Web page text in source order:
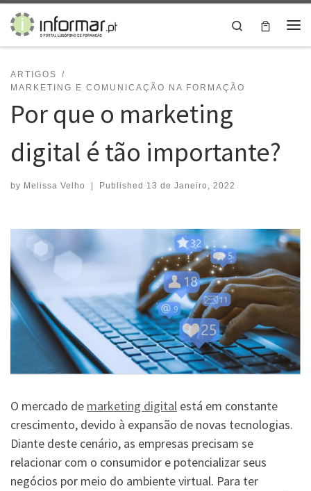
Skip to content
Search
ARTIGOS
MARKETING E COMUNICAÇÃO NA FORMAÇÃO
Por que o marketing
digital é tão importante?
by Melissa Velho | Published 13 de Janeiro, 2022
O mercado de marketing digital está em constante
crescimento, devido à expansão de novas tecnologias.
Diante deste cenário, as empresas precisam se
relacionar com o consumidor e potencializar seus
negócios por meio do ambiente virtual. Para ter